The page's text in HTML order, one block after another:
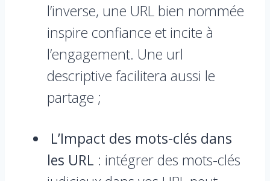
l’inverse, une URL bien nommée
inspire confiance et incite à
l’engagement. Une url
descriptive facilitera aussi le
partage ;
L’Impact des mots-clés dans
les URL : intégrer des mots-clés